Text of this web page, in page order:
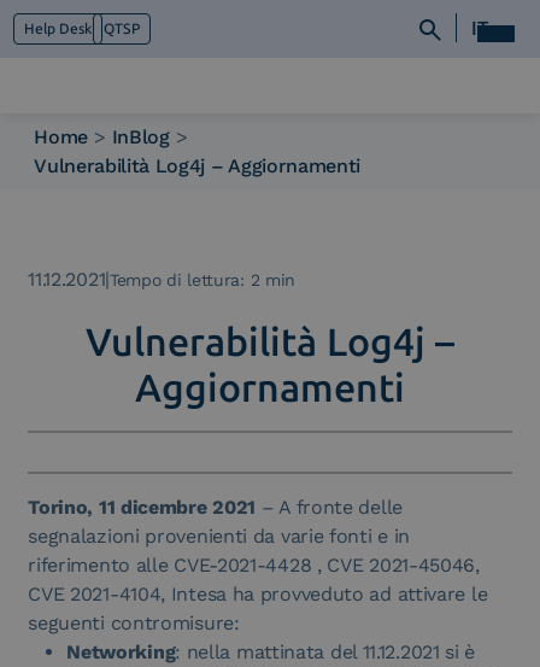
Help Desk QTSP IT
Chi siamo
Industry
Contattaci
Home > InBlog >
Vulnerabilità Log4j – Aggiornamenti
11.12.2021|Tempo di lettura: 2 min
Vulnerabilità Log4j –
Aggiornamenti
Torino, 11 dicembre 2021 – A fronte delle
segnalazioni provenienti da varie fonti e in
riferimento alle CVE-2021-4428 , CVE 2021-45046,
CVE 2021-4104, Intesa ha provveduto ad attivare le
seguenti contromisure:
Networking: nella mattinata del 11.12.2021 si è